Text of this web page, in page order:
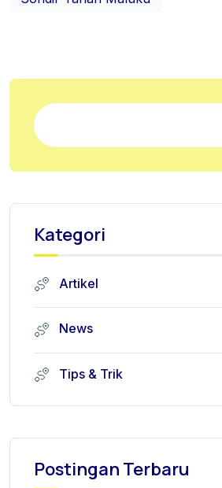
Kategori
Artikel
News
Tips & Trik
Postingan Terbaru